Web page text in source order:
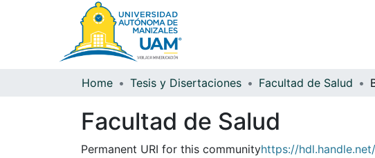
Home Tesis y Disertaciones Facultad de Salud
Facultad de Salud
Permanent URI for this communityhttps://hdl.handle.net/